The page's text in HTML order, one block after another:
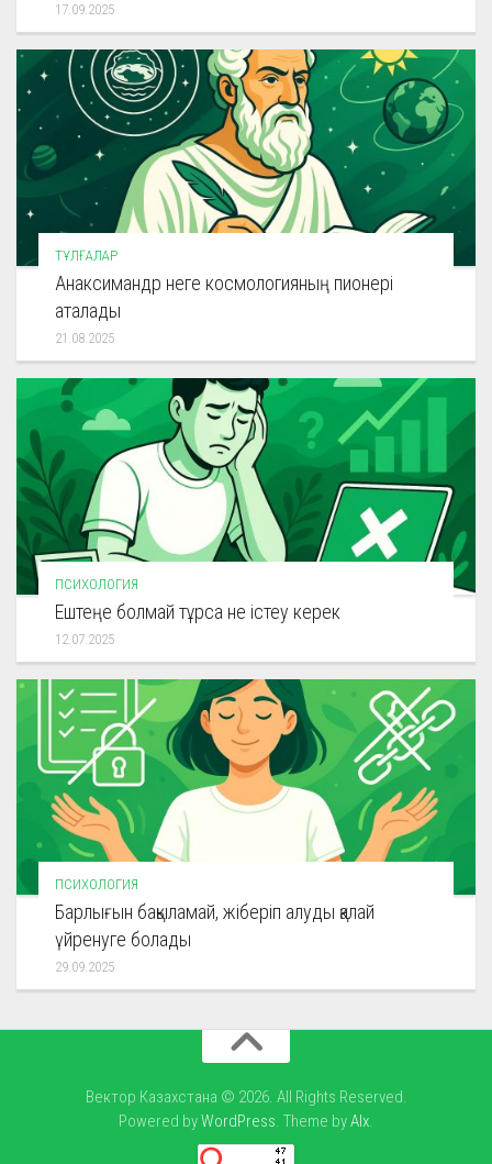
17.09.2025
ТҰЛҒАЛАР
Анаксимандр неге космологияның пионері
аталады
21.08.2025
ПСИХОЛОГИЯ
Ештеңе болмай тұрса не істеу керек
12.07.2025
ПСИХОЛОГИЯ
Барлығын бақыламай, жіберіп алуды қалай
үйренуге болады
29.09.2025
Вектор Казахстана © 2026. All Rights Reserved.
Powered byWordPress. Theme byAlx.